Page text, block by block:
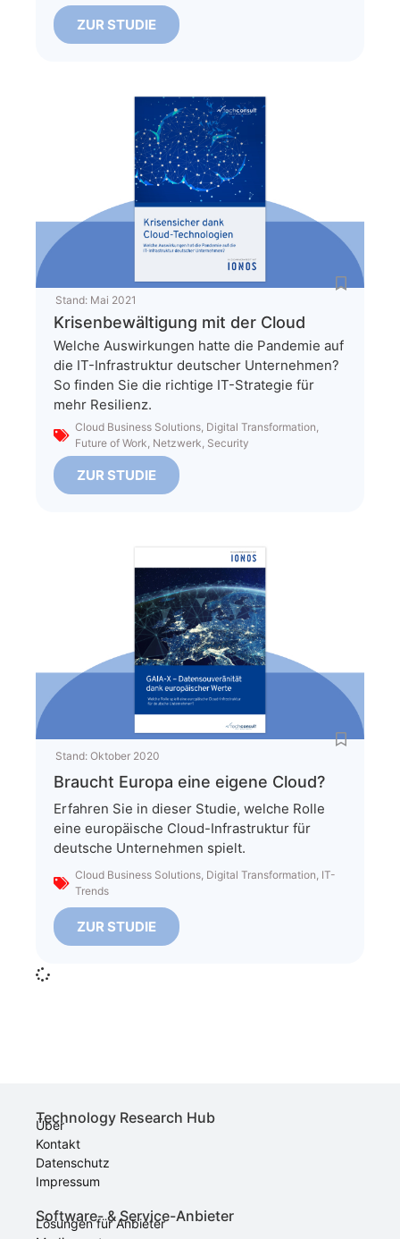
ZUR STUDIE
Stand: Mai 2021
Krisenbewältigung mit der Cloud
Welche Auswirkungen hatte die Pandemie auf
die IT-Infrastruktur deutscher Unternehmen?
So finden Sie die richtige IT-Strategie für
mehr Resilienz.
Cloud Business Solutions, Digital Transformation,
Future of Work, Netzwerk, Security
ZUR STUDIE
Stand: Oktober 2020
Braucht Europa eine eigene Cloud?
Erfahren Sie in dieser Studie, welche Rolle
eine europäische Cloud-Infrastruktur für
deutsche Unternehmen spielt.
Cloud Business Solutions Digital Transformation IT-
Trends
ZUR STUDIE
Technology Research Hub
Über
Kontakt
Datenschutz
Impressum
Software- & Service-Anbieter
Lösungen für Anbieter